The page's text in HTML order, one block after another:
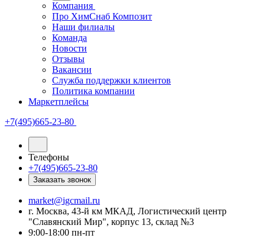
Компания
Про ХимСнаб Композит
Наши филиалы
Команда
Новости
Отзывы
Вакансии
Служба поддержки клиентов
Политика компании
Маркетплейсы
+7(495)665-23-80
Телефоны
+7(495)665-23-80
Заказать звонок
market@igcmail.ru
г. Москва, 43-й км МКАД, Логистический центр
"Славянский Мир", корпус 13, склад №3
9:00-18:00 пн-пт